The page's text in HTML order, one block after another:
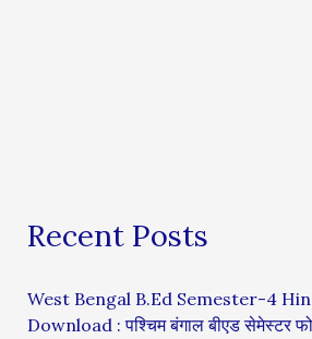
Recent Posts
West Bengal B.Ed Semester-4
Download : पश्चिम बंगाल बीएड सेमेस्टर